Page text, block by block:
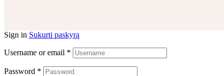
Sign in Sukurti paskyrą
Username or email *
Password *